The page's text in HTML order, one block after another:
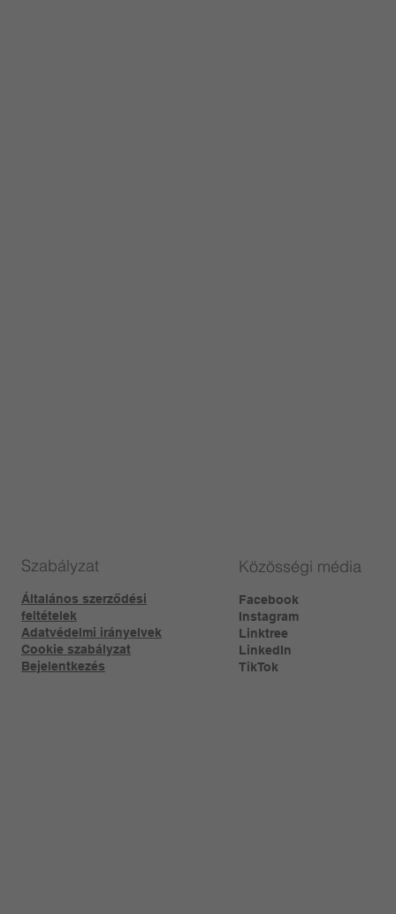
Szabályzat
Általános szerződési
feltételek
Adatvédelmi irányelvek
Cookie szabályzat
Bejelentkezés
Közösségi média
Facebook
Instagram
Linktree​
LinkedIn
TikTok